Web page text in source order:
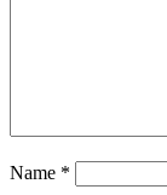
Name *